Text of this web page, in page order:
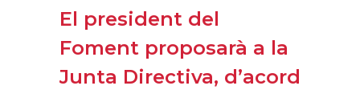
El president del
Foment proposarà a la
Junta Directiva, d’acord